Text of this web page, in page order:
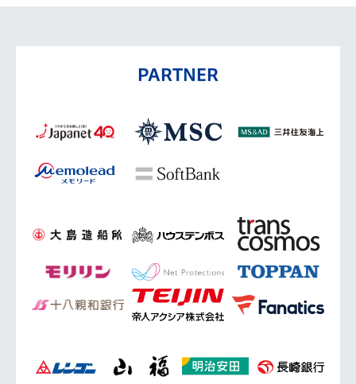
PARTNER